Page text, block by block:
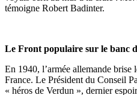
témoigne Robert Badinter.
Le Front populaire sur le banc
En 1940, l’armée allemande brise
France. Le Président du Conseil
« héros de Verdun », dernier